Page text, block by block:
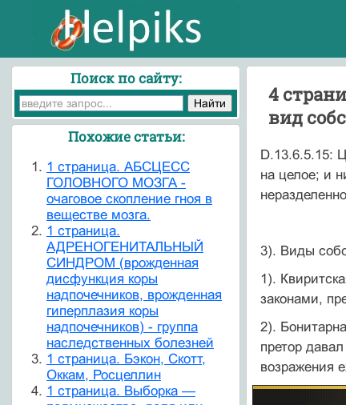
4
вид
D.13.6.5.15:
на целое; и
3). Виды
1).
законами,
2).
претор
возражения
Поиск по сайту:
Похожие статьи:
1 страница. АБСЦЕСС
ГОЛОВНОГО МОЗГА -
очаговое скопление гноя в
веществе мозга.
1 страница.
АДРЕНОГЕНИТАЛЬНЫЙ
СИНДРОМ (врожденная
дисфункция коры
надпочечников, врожденная
гиперплазия коры
надпочечников) - группа
наследственных болезней
1 страница. Бэкон, Скотт,
Оккам, Росцеллин
1 страница. Выборка —